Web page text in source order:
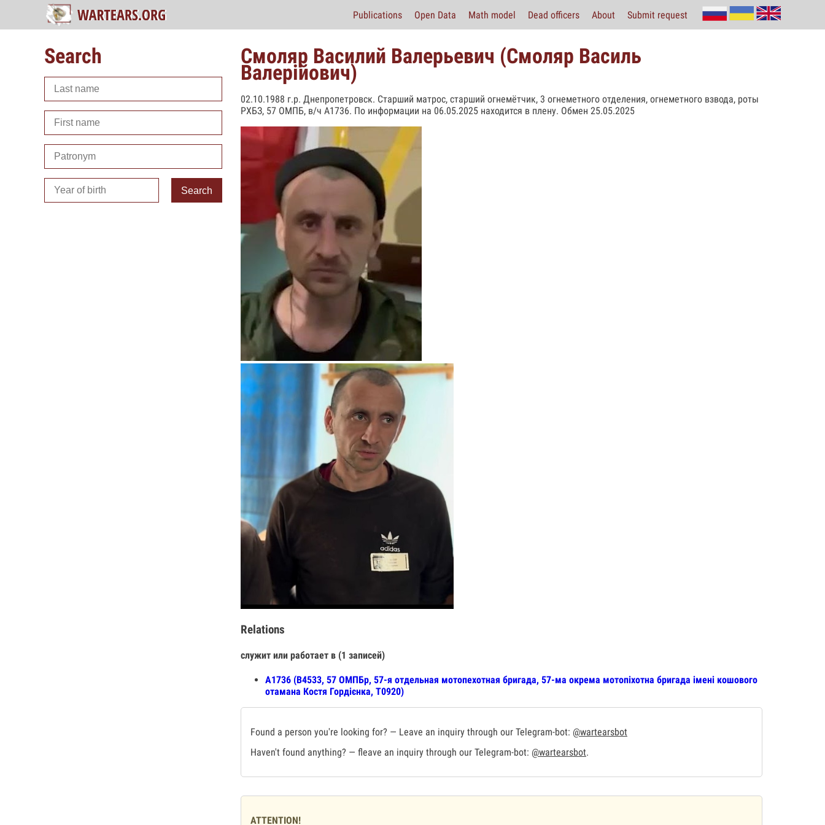
Publications Open Data Math model Dead officers About Submit request
Search
Search
Смоляр Василий Валерьевич (Смоляр Василь
Валерійович)
02.10.1988 г.р. Днепропетровск. Старший матрос, старший огнемётчик, 3 огнеметного отделения, огнеметного взвода, роты
РХБЗ, 57 ОМПБ, в/ч А1736. По информации на 06.05.2025 находится в плену. Обмен 25.05.2025
Relations
служит или работает в (1 записей)
А1736 (В4533, 57 ОМПБр, 57-я отдельная мотопехотная бригада, 57-ма окрема мотопіхотна бригада імені кошового
отамана Костя Гордієнка, Т0920)
Found a person you're looking for? — Leave an inquiry through our Telegram-bot: @wartearsbot
Haven't found anything? — fleave an inquiry through our Telegram-bot: @wartearsbot.
ATTENTION!